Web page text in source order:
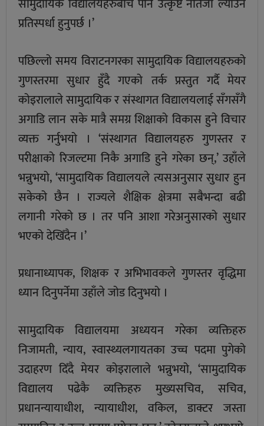
सामुदायिक विद्यालयहरुबीच पनि उत्कृष्ट नतिजा ल्याउन
प्रतिस्पर्धा हुनुपर्छ ।’
पछिल्लो समय विराटनगरका सामुदायिक विद्यालयहरुको
गुणस्तरमा सुधार हुँदै गएको तर्क प्रस्तुत गर्दै मेयर
कोइरालाले सामुदायिक र संस्थागत विद्यालयलाई सँगसँगै
अगाडि लान सके मात्रै समग्र शिक्षाको विकास हुने विचार
व्यक्त गर्नुभयो । ‘संस्थागत विद्यालयहरु गुणस्तर र
परीक्षाको रिजल्टमा निकै अगाडि हुने गरेका छन्,’ उहाँले
भन्नुभयो, ‘सामुदायिक विद्यालयले त्यसअनुसार सुधार हुन
सकेको छैन । राज्यले शैक्षिक क्षेत्रमा सबैभन्दा बढी
लगानी गरेको छ । तर पनि आशा गरेअनुसारको सुधार
भएको देखिँदैन ।’
प्रधानाध्यापक, शिक्षक र अभिभावकले गुणस्तर वृद्धिमा
ध्यान दिनुपर्नेमा उहाँले जोड दिनुभयो ।
सामुदायिक विद्यालयमा अध्ययन गरेका व्यक्तिहरु
निजामती, न्याय, स्वास्थ्यलगायतका उच्च पदमा पुगेको
उदाहरण दिँदै मेयर कोइरालाले भन्नुभयो, ‘सामुदायिक
विद्यालय पढेकै व्यक्तिहरु मुख्यसचिव, सचिव,
प्रधानन्यायाधीश, न्यायाधीश, वकिल, डाक्टर जस्ता